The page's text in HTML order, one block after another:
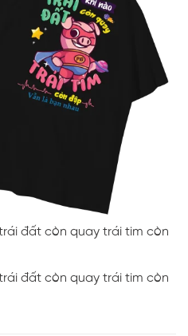
đất còn quay trái tim còn
đất còn quay trái tim còn